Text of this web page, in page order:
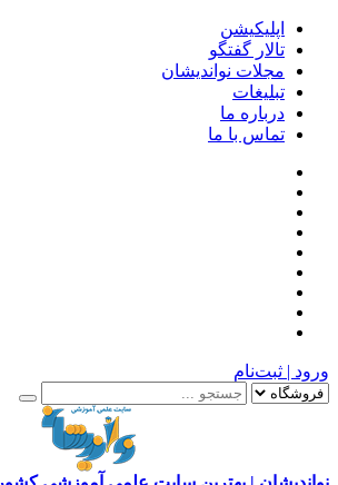
اپلیکیشن
تالار گفتگو
مجلات نواندیشان
تبلیغات
درباره ما
تماس با ما
ورود | ثبت‌نام